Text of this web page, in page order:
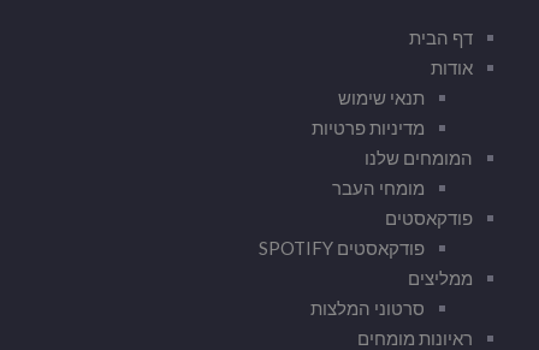
דף הבית
אודות
תנאי שימוש
מדיניות פרטיות
המומחים שלנו
מומחי העבר
פודקאסטים
פודקאסטים SPOTIFY
ממליצים
סרטוני המלצות
ראיונות מומחים